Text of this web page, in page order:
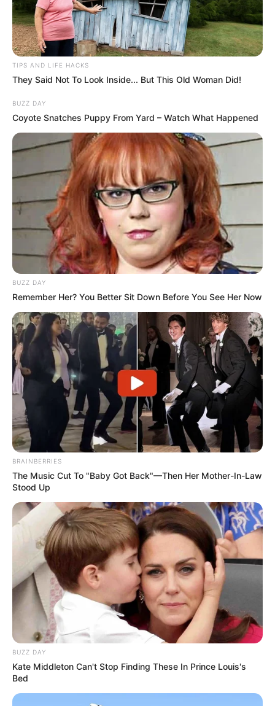
TIPS AND LIFE HACKS
They Said Not To Look Inside... But This Old Woman Did!
BUZZ DAY
Coyote Snatches Puppy From Yard – Watch What Happened
BUZZ DAY
Remember Her? You Better Sit Down Before You See Her Now
BRAINBERRIES
The Music Cut To "Baby Got Back"—Then Her Mother-In-Law
Stood Up
BUZZ DAY
Kate Middleton Can't Stop Finding These In Prince Louis's
Bed